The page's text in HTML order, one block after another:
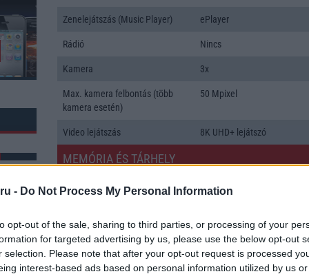
- Do Not Process My Personal Information
opt-out of the sale, sharing to third parties, or processing of your
for targeted advertising by us, please use the below opt-out
selection. Please note that after your opt-out request is processed
interest-based ads based on personal information utilized by us
5
Zenelejátszás (Music Player) ePlayer
Rádió Nincs
Kamera 3x
Max. kamera felbontás (több
kamera esetén)
50 Mpixel
Video lejátszás 8K UHD+ lejátszó
MEMÓRIA ÉS TÁRHELY
Telefonkönyv db dinamikus
Min. háttértár 256 GB
Memória bővíthetőség Nincs